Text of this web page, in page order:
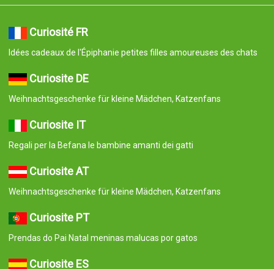
Curiosité FR
Idées cadeaux de l'Épiphanie petites filles amoureuses des chats
Curiosite DE
Weihnachtsgeschenke für kleine Mädchen, Katzenfans
Curiosite IT
Regali per la Befana le bambine amanti dei gatti
Curiosite AT
Weihnachtsgeschenke für kleine Mädchen, Katzenfans
Curiosite PT
Prendas do Pai Natal meninas malucas por gatos
Curiosite ES